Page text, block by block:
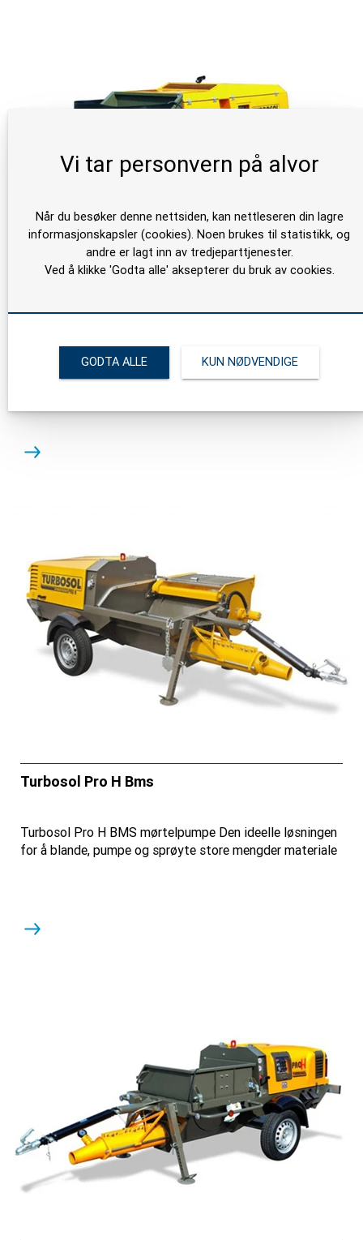
Turbosol Beton Master er en to-sylindret pumpe med
Turbosol Pro H Bms
Turbosol Pro H BMS mørtelpumpe Den ideelle løsningen
for å blande, pumpe og sprøyte store mengder materiale
Vi tar personvern på alvor
Når du besøker denne nettsiden, kan nettleseren din lagre
informasjonskapsler (cookies). Noen brukes til statistikk, og
andre er lagt inn av tredjeparttjenester.
Ved å klikke 'Godta alle' aksepterer du bruk av cookies.
GODTA ALLE KUN NØDVENDIGE